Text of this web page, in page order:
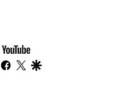
youtube-
footer
instagram
facebook
twitter